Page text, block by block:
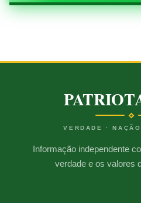
VERDADE ·
Informação independente
verdade e os valores